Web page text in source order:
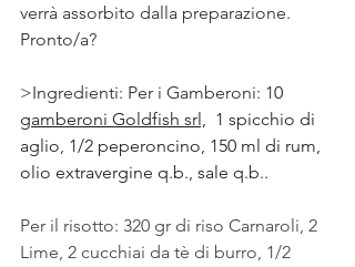
verrà assorbito dalla preparazione. ⠀
Pronto/a?
>Ingredienti: Per i Gamberoni: 10
gamberoni Goldfish srl, 1 spicchio di
aglio, 1/2 peperoncino, 150 ml di rum,
olio extravergine q.b., sale q.b..
Per il risotto: 320 gr di riso Carnaroli, 2
Lime, 2 cucchiai da tè di burro, 1/2